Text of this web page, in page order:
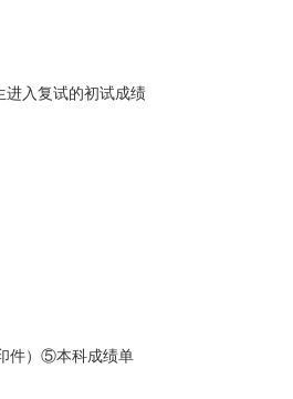
进入复试的初试成绩
） ⑤本科成绩单